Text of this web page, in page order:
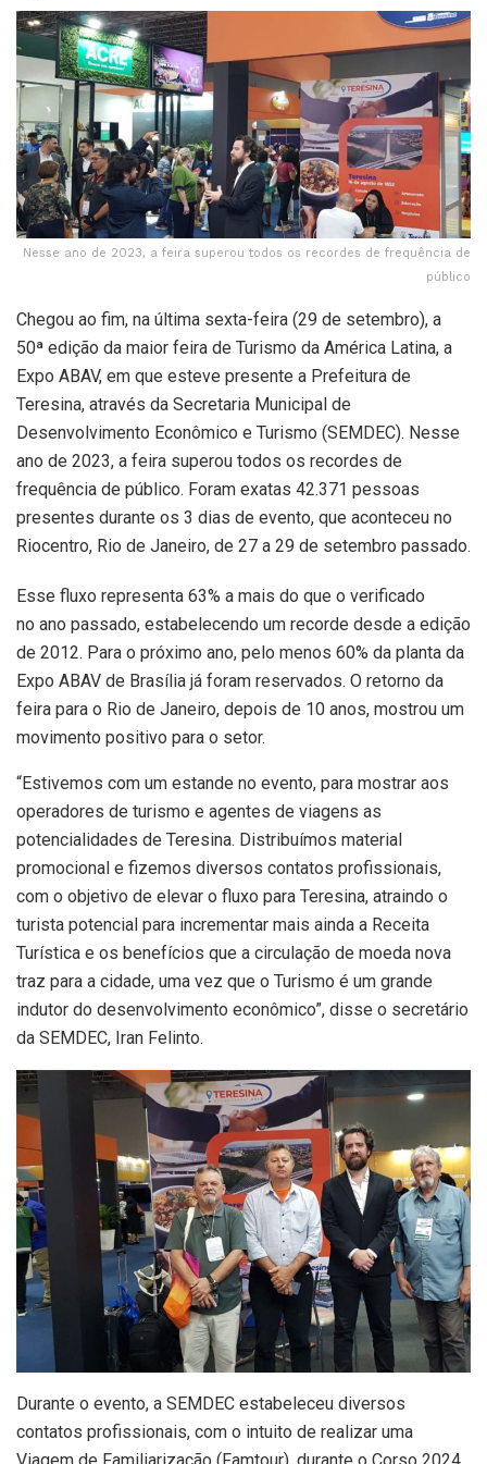
Nesse ano de 2023, a feira superou todos os recordes de frequência de
público
Chegou ao fim, na última sexta-feira (29 de setembro), a
50ª edição da maior feira de Turismo da América Latina, a
Expo ABAV, em que esteve presente a Prefeitura de
Teresina, através da Secretaria Municipal de
Desenvolvimento Econômico e Turismo (SEMDEC). Nesse
ano de 2023, a feira superou todos os recordes de
frequência de público. Foram exatas 42.371 pessoas
presentes durante os 3 dias de evento, que aconteceu no
Riocentro, Rio de Janeiro, de 27 a 29 de setembro passado.
Esse fluxo representa 63% a mais do que o verificado
no ano passado, estabelecendo um recorde desde a edição
de 2012. Para o próximo ano, pelo menos 60% da planta da
Expo ABAV de Brasília já foram reservados. O retorno da
feira para o Rio de Janeiro, depois de 10 anos, mostrou um
movimento positivo para o setor.
“Estivemos com um estande no evento, para mostrar aos
operadores de turismo e agentes de viagens as
potencialidades de Teresina. Distribuímos material
promocional e fizemos diversos contatos profissionais,
com o objetivo de elevar o fluxo para Teresina, atraindo o
turista potencial para incrementar mais ainda a Receita
Turística e os benefícios que a circulação de moeda nova
traz para a cidade, uma vez que o Turismo é um grande
indutor do desenvolvimento econômico”, disse o secretário
da SEMDEC, Iran Felinto.
Durante o evento, a SEMDEC estabeleceu diversos
contatos profissionais, com o intuito de realizar uma